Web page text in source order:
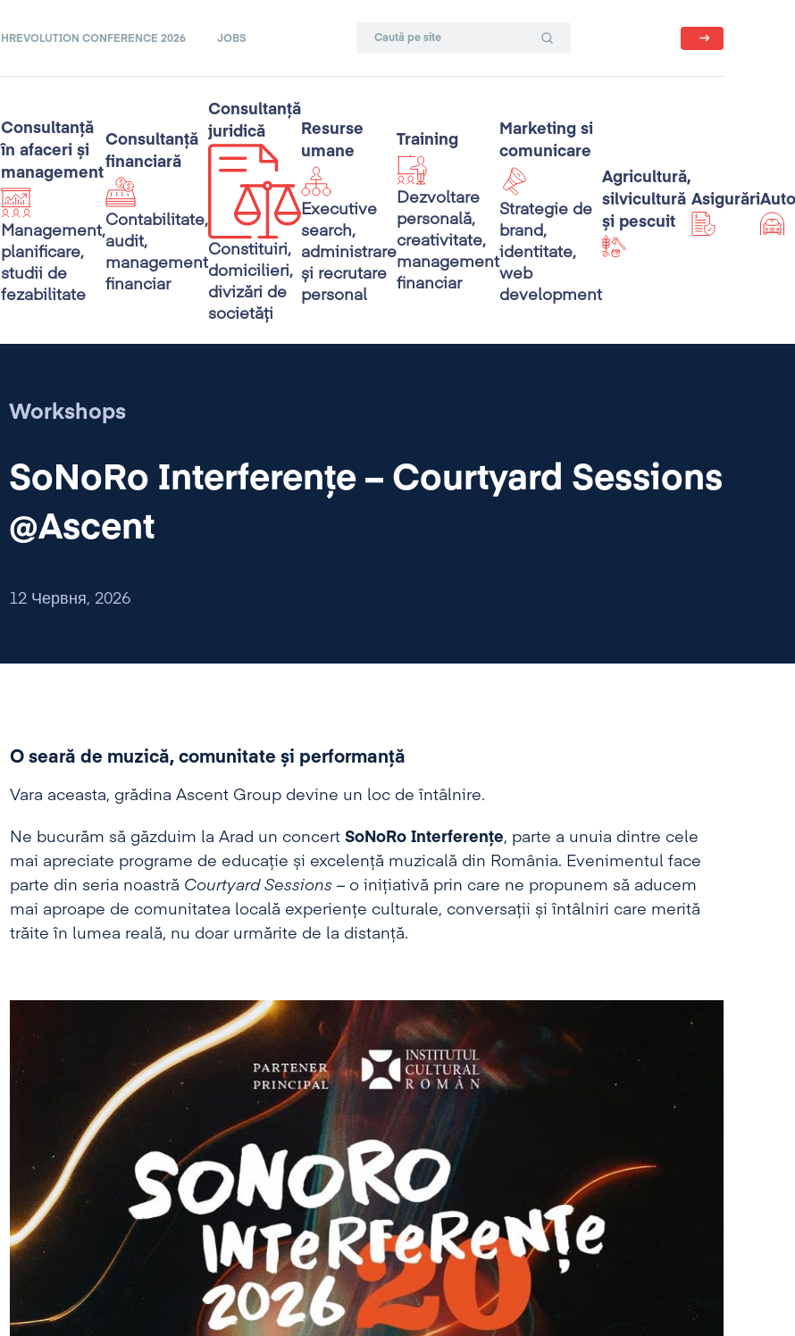
HREVOLUTION CONFERENCE 2026 JOBS
Consultanță
în afaceri și
management
Management,
planificare,
studii de
fezabilitate
Consultanță
financiară
Contabilitate,
audit,
management
financiar
Consultanță
juridică
Constituiri,
domicilieri,
divizări de
societăți
Resurse
umane
Executive
search,
administrare
și recrutare
personal
Training
Dezvoltare
personală,
creativitate,
management
financiar
Marketing si
comunicare
Strategie de
brand,
identitate,
web
development
Agricultură,
silvicultură
și pescuit
Asigurări
Workshops
SoNoRo Interferențe – Courtyard Sessions
@Ascent
12 Червня, 2026
O seară de muzică, comunitate și performanță
Vara aceasta, grădina Ascent Group devine un loc de întâlnire.
Ne bucurăm să găzduim la Arad un concert SoNoRo Interferențe, parte a unuia dintre cele
mai apreciate programe de educație și excelență muzicală din România. Evenimentul face
parte din seria noastră Courtyard Sessions– o inițiativă prin care ne propunem să aducem
mai aproape de comunitatea locală experiențe culturale, conversații și întâlniri care merită
trăite în lumea reală, nu doar urmărite de la distanță.